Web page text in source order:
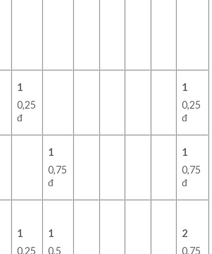
1
0,25
đ
1
0,25
đ
1
0,75
đ
1
0,75
đ
1
0,25
1
0,5
2
0,75